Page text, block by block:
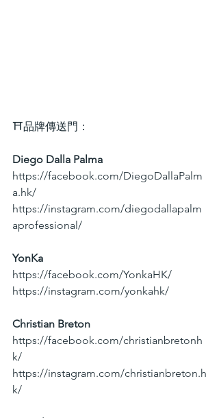
⛩品牌傳送門：
Diego Dalla Palma
https://facebook.com/DiegoDallaPalm
a.hk/
https://instagram.com/diegodallapalm
aprofessional/
YonKa
https://facebook.com/YonkaHK/
https://instagram.com/yonkahk/
Christian Breton
https://facebook.com/christianbretonh
k/
https://instagram.com/christianbreton.h
k/